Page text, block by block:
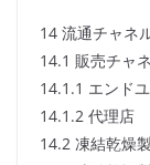
14 流通チャネ
14.1 販売チャ
14.1.1 エンド
14.1.2 代理店
14.2 凍結乾燥